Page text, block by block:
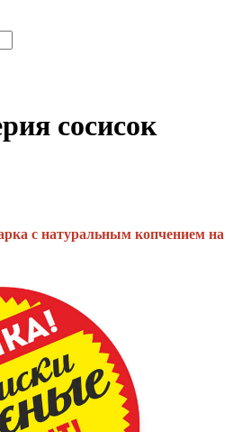
сосисок
с натуральным копчением на